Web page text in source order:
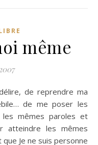
même
de me poser les
mêmes paroles et
atteindre les mêmes
Je ne suis personne